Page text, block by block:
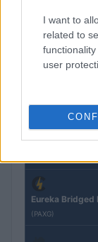
I want to
related to
user
COTAÇÕES
Kinza Babylon
Eureka Bridged
(PAXG)